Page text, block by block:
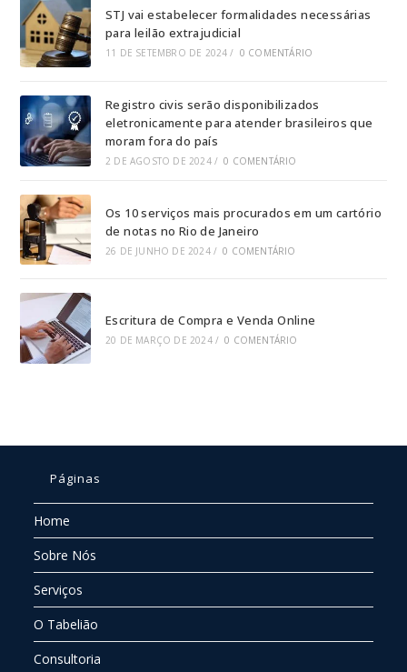
STJ vai estabelecer formalidades necessárias
para leilão extrajudicial
11 DE SETEMBRO DE 2024 / 0 COMENTÁRIO
Registro civis serão disponibilizados
eletronicamente para atender brasileiros que
moram fora do país
2 DE AGOSTO DE 2024 / 0 COMENTÁRIO
Os 10 serviços mais procurados em um cartório
de notas no Rio de Janeiro
26 DE JUNHO DE 2024 / 0 COMENTÁRIO
Escritura de Compra e Venda Online
20 DE MARÇO DE 2024 / 0 COMENTÁRIO
Páginas
Home
Sobre Nós
Serviços
O Tabelião
Consultoria